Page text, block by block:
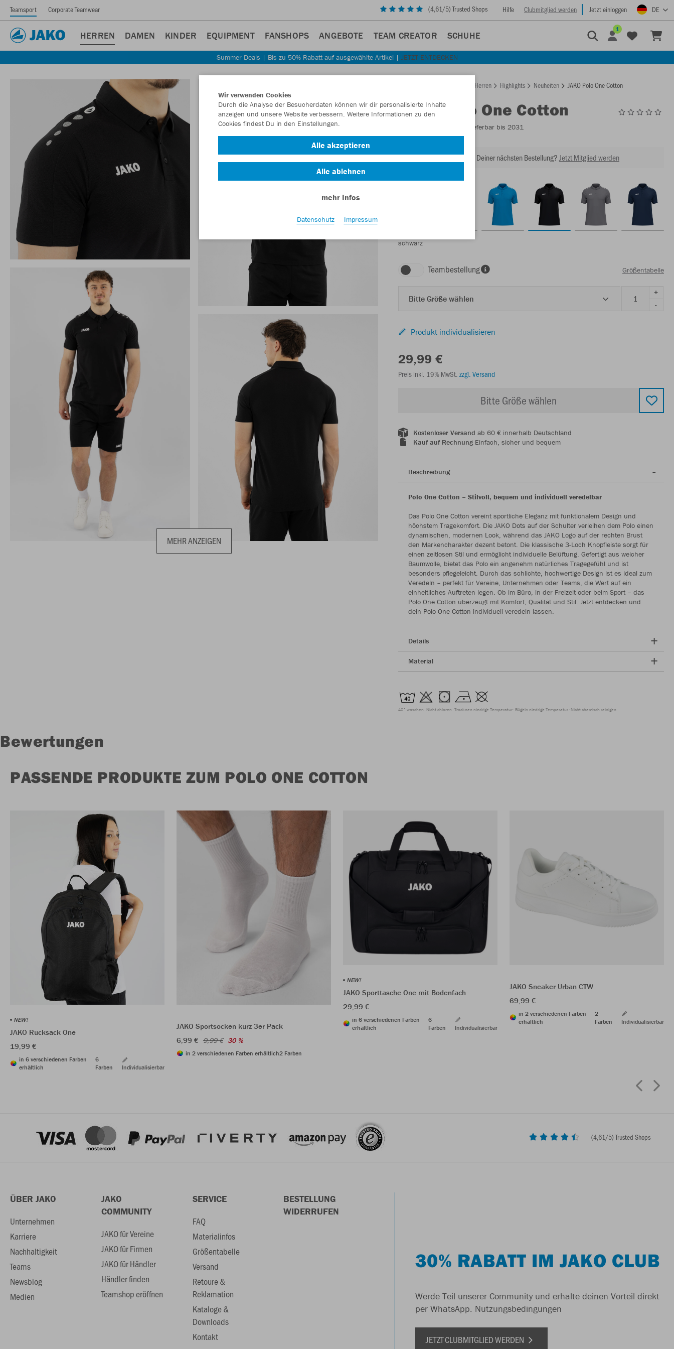
Teamsport Corporate Teamwear (4,61/5) Trusted Shops Hilfe Clubmitglied werden Jetzt einloggen DE
HERREN DAMEN KINDER EQUIPMENT FANSHOPS ANGEBOTE TEAM CREATOR SCHUHE
1
Summer Deals | Bis zu 50% Rabatt auf ausgewählte Artikel | JETZT ENTDECKEN
MEHR ANZEIGEN
Herren Highlights Neuheiten JAKO Polo One Cotton
JAKOPolo One Cotton
- Lieferbar bis 2031
Lust auf 30% Rabatt bei Deiner nächsten Bestellung? Jetzt Mitglied werden
schwarz
Teambestellung Größentabelle
Bitte Größe wählen
+
-
Produkt individualisieren
29,99 €
Preis inkl. 19% MwSt. zzgl. Versand
Bitte Größe wählen
Kostenloser Versand ab 60 € innerhalb Deutschland
Kauf auf RechnungEinfach, sicher und bequem
Beschreibung
Polo One Cotton – Stilvoll, bequem und individuell veredelbar
Das Polo One Cotton vereint sportliche Eleganz mit funktionalem Design und
höchstem Tragekomfort. Die JAKO Dots auf der Schulter verleihen dem Polo einen
dynamischen, modernen Look, während das JAKO Logo auf der rechten Brust
den Markencharakter dezent betont. Die klassische 3-Loch Knopfleiste sorgt für
einen zeitlosen Stil und ermöglicht individuelle Belüftung. Gefertigt aus weicher
Baumwolle, bietet das Polo ein angenehm natürliches Tragegefühl und ist
besonders pflegeleicht. Durch das schlichte, hochwertige Design ist es ideal zum
Veredeln – perfekt für Vereine, Unternehmen oder Teams, die Wert auf ein
einheitliches Auftreten legen. Ob im Büro, in der Freizeit oder beim Sport – das
Polo One Cotton überzeugt mit Komfort, Qualität und Stil. Jetzt entdecken und
dein Polo One Cotton individuell veredeln lassen.
Details
Material
40° waschen Nicht chloren Trocknen niedrige Temperatur Bügeln niedrige Temperatur Nicht chemisch reinigen
Bewertungen
PASSENDE PRODUKTE ZUM POLO ONE COTTON
NEW!
JAKO Rucksack One
19,99 €
in 6 verschiedenen Farben
erhältlich
6
Farben
Individualisierbar
JAKO Sportsocken kurz 3er Pack
6,99 € 9,99 € 30 %
in 2 verschiedenen Farben erhältlich2 Farben
NEW!
JAKO Sporttasche One mit Bodenfach
29,99 €
in 6 verschiedenen Farben
erhältlich
6
Farben
Individualisierbar
JAKO Sneaker Urban CTW
69,99 €
in 2 verschiedenen Farben
erhältlich
2
Farben
Individualisierbar
(4,61/5) Trusted Shops
ÜBER JAKO
Unternehmen
Karriere
Nachhaltigkeit
Teams
Newsblog
Medien
JAKO
COMMUNITY
JAKO für Vereine
JAKO für Firmen
JAKO für Händler
Händler finden
Teamshop eröffnen
SERVICE
FAQ
Materialinfos
Größentabelle
Versand
Retoure &
Reklamation
Kataloge &
Downloads
Kontakt
BESTELLUNG
WIDERRUFEN
30% RABATT IM JAKO CLUB
Werde Teil unserer Community und erhalte deinen Vorteil direkt
per WhatsApp. Nutzungsbedingungen
JETZT CLUBMITGLIED WERDEN
Wir verwenden Cookies
Durch die Analyse der Besucherdaten können wir dir personalisierte Inhalte
anzeigen und unsere Website verbessern. Weitere Informationen zu den
Cookies findest Du in den Einstellungen.
Alle akzeptieren
Alle ablehnen
mehr Infos
Datenschutz Impressum